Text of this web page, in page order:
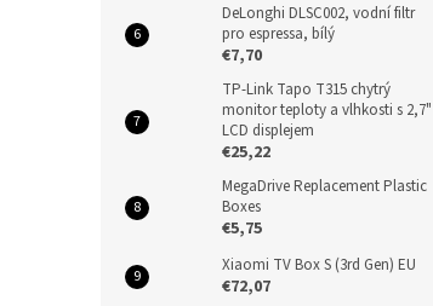
DeLonghi DLSC002, vodní filtr
pro espressa, bílý
€7,70
TP-Link Tapo T315 chytrý
monitor teploty a vlhkosti s 2,7"
LCD displejem
€25,22
MegaDrive Replacement Plastic
Boxes
€5,75
Xiaomi TV Box S (3rd Gen) EU
€72,07